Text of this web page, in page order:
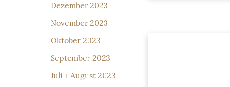
Dezember 2023
November 2023
Oktober 2023
September 2023
Juli + August 2023